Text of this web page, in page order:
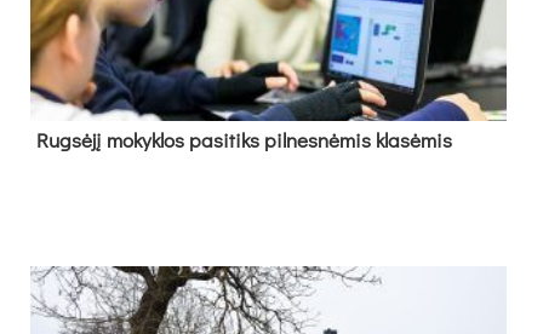
Rug­sė­jį mo­kyk­los pa­si­tiks pil­nes­nė­mis kla­sė­mis